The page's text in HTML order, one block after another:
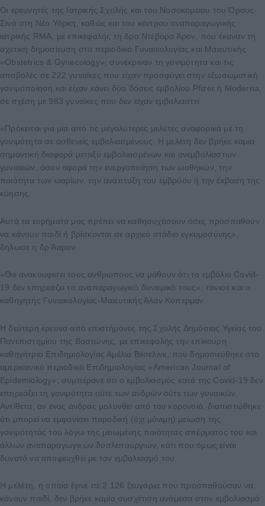
Οι ερευνητές της Ιατρικής Σχολής και του Νοσοκομείου του Όρους
Σινά στη Νέα Υόρκη, καθώς και του κέντρου αναπαραγωγικής
ιατρικής RMA, με επικεφαλής τη δρα Ντέβορα Άρον, που έκαναν τη
σχετική δημοσίευση στο περιοδικό Γυναικολογίας και Μαιευτικής
«Obstetrics & Gynecology», συνέκριναν τη γονιμότητα και τις
αποβολές σε 222 γυναίκες που είχαν προσφύγει στην εξωσωματική
γονιμοποίηση και είχαν κάνει δύο δόσεις εμβολίου Pfizer ή Moderna,
σε σχέση με 983 γυναίκες που δεν είχαν εμβολιαστεί.
«Πρόκειται για μία από τις μεγαλύτερες μελέτες αναφορικά με τη
γονιμότητα σε ασθενείς εμβολιασμένους. Η μελέτη δεν βρήκε καμία
σημαντική διαφορά μεταξύ εμβολιασμένων και ανεμβολίαστων
γυναικών, όσον αφορά την ενεργοποίηση των ωοθηκών, την
ποιότητα των ωαρίων, την ανάπτυξη του εμβρύου ή την έκβαση της
κύησης.
Αυτά τα ευρήματά μας πρέπει να καθησυχάσουν όσες προσπαθούν
να κάνουν παιδί ή βρίσκονται σε αρχικό στάδιο εγκυμοσύνης»,
δήλωσε η δρ Άαρον.
«Θα ανακουφίσει τους ανθρώπους να μάθουν ότι το εμβόλιο Covid-
19 δεν επηρεάζει το αναπαραγωγικό δυναμικό τους», τόνισε και ο
καθηγητής Γυναικολογίας-Μαιευτικής Άλαν Κόπερμαν.
Η δεύτερη έρευνα από επιστήμονες της Σχολής Δημόσιας Υγείας του
Πανεπιστημίου της Βοστώνης, με επικεφαλής την επίκουρη
καθηγήτρια Επιδημιολογίας Αμέλια Βέσελινκ, που δημοσιεύθηκε στο
αμερικανικό περιοδικό Επιδημιολογίας «American Journal of
Epidemiology», συμπέρανε ότι ο εμβολιασμός κατά της Covid-19 δεν
επηρεάζει τη γονιμότητα ούτε των ανδρών ούτε των γυναικών.
Αντίθετα, αν ένας άνδρας μολυνθεί από τον κορονοϊό, διαπιστώθηκε
ότι μπορεί να εμφανίσει παροδική (όχι μόνιμη) μείωση της
γονιμότητάς του λόγω της μειωμένης ποιότητας σπέρματος του και
άλλων αναπαραγωγικών δυσλειτουργιών, κάτι που όμως είναι
δυνατό να αποφευχθεί με τον εμβολιασμό του.
Η μελέτη, η οποία έγινε σε 2.126 ζευγάρια που προσπαθούσαν να
κάνουν παιδί, δεν βρήκε καμία συσχέτιση ανάμεσα στον εμβολιασμό